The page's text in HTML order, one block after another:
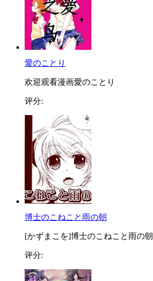
愛のことり
欢迎观看漫画愛のことり
评分:
博士のこねこと雨の朝
[かずまこを]博士のこねこと雨の朝
评分: